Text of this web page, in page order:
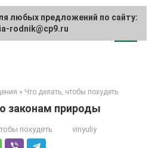
» Что делать, чтобы похудеть
законам природы
похудеть vinyuliy
любых предложений по сайту:
rodnik@cp9.ru